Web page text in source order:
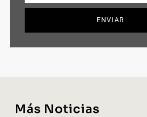
ENVIAR
Más Noticias